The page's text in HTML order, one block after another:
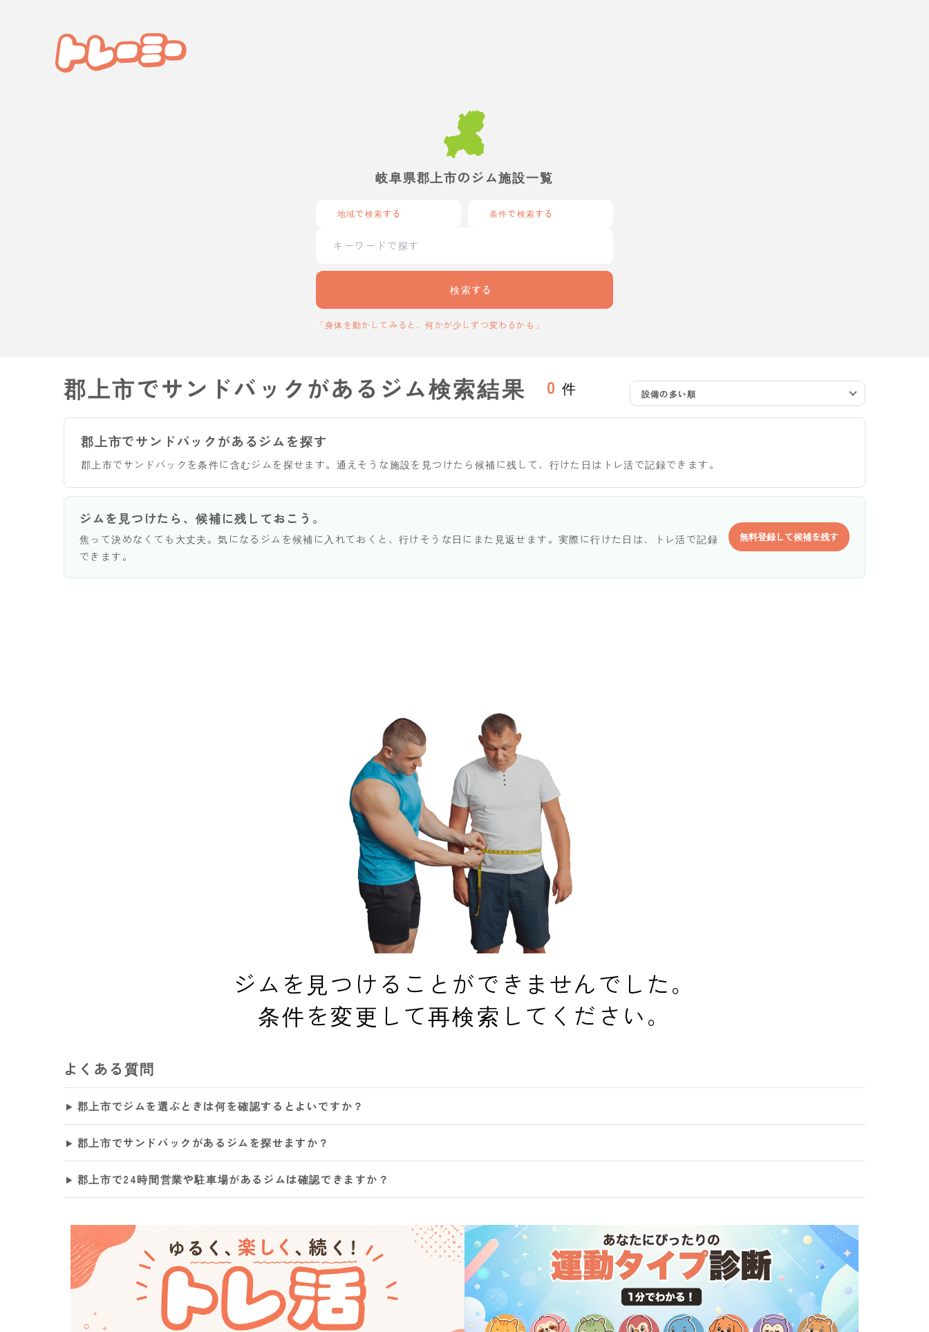
岐阜県郡上市のジム施設一覧
地域で検索する 条件で検索する
検索する
「身体を動かしてみると、何かが少しずつ変わるかも」
郡上市でサンドバックがあるジム検索結果 0 件 設備の多い順
郡上市でサンドバックがあるジムを探す
郡上市でサンドバックを条件に含むジムを探せます。通えそうな施設を見つけたら候補に残して、行けた日はトレ活で記録できます。
ジムを見つけたら、候補に残しておこう。
焦って決めなくても大丈夫。気になるジムを候補に入れておくと、行けそうな日にまた見返せます。実際に行けた日は、トレ活で記録
できます。
無料登録して候補を残す
ジムを見つけることができませんでした。
条件を変更して再検索してください。
よくある質問
郡上市でジムを選ぶときは何を確認するとよいですか？
郡上市でサンドバックがあるジムを探せますか？
郡上市で24時間営業や駐車場があるジムは確認できますか？